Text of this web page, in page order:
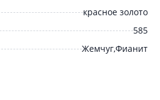
красное золото
585
Жемчуг,Фианит